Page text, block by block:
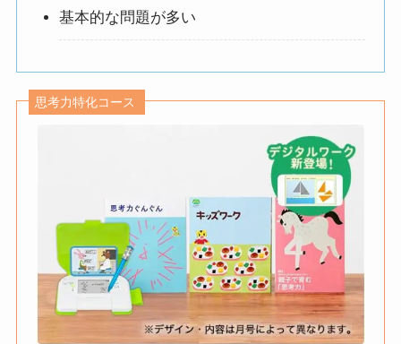
基本的な問題が多い
思考力特化コース